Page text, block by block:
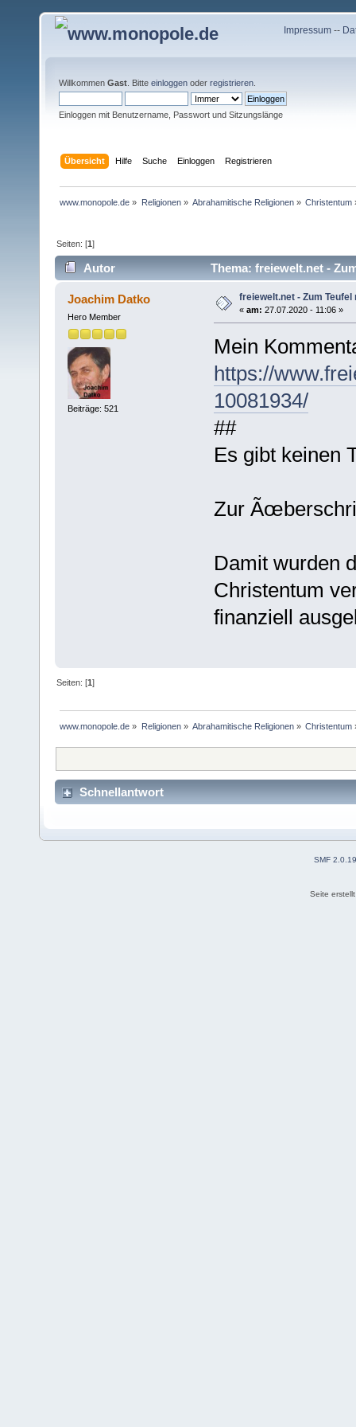
Impressum--
Willkommen Gast . Bitte einloggen oder registrieren
Einloggen mit Benutzername, Passwort und Sitzungslänge
Übersicht Hilfe Suche Einloggen Registrieren
www.monopole.de » Religionen» Abrahamitische Religionen» Christentum
Seiten: [1]
Autor Thema: freiewelt.net -
Joachim Datko
Hero Member
Beiträge: 521
freiewelt.net - Zum Teufel
« am: 27.07.2020 - 11:06 »
Mein
https://
10081934/
##
Es gibt keinen
Zur
Damit wurden
Christentum
finanziell
Seiten: [1]
www.monopole.de » Religionen» Abrahamitische Religionen» Christentum
Schnellantwort
SMF 2.0.19
Seite